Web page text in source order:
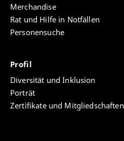
Merchandise
Rat und Hilfe in Notfällen
Personensuche
Profil
Diversität und Inklusion
Porträt
Zertifikate und Mitgliedschaften